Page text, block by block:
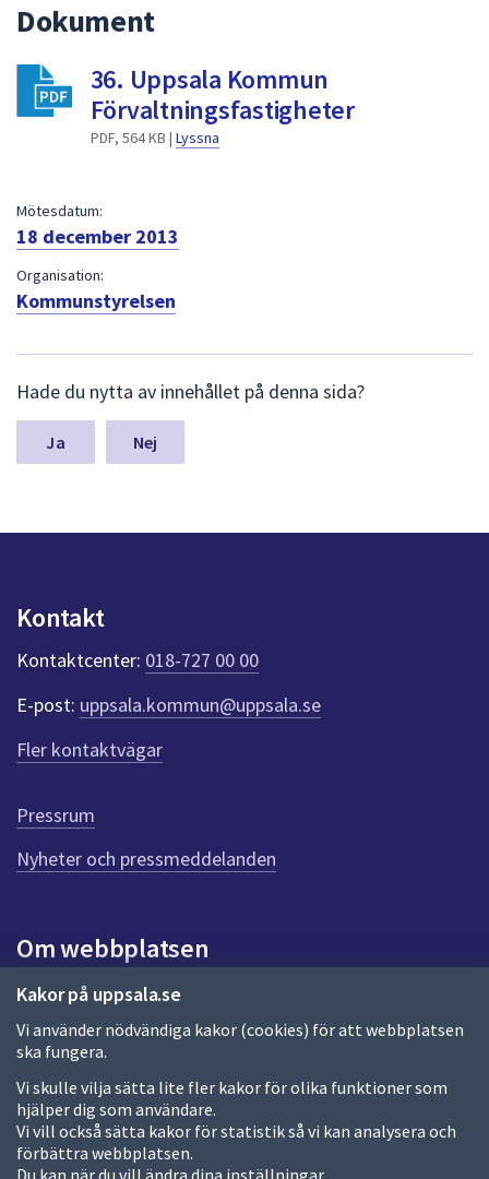
för
att
Kakor på uppsala.se
Vi använder nödvändiga kakor (cookies) för att webbplatsen
ska fungera.
Vi skulle vilja sätta lite fler kakor för olika funktioner som
hjälper dig som användare.
Vi vill också sätta kakor för statistik så vi kan analysera och
förbättra webbplatsen.
Du kan när du vill ändra dina inställningar.
Dokument
36. Uppsala Kommun
Förvaltningsfastigheter
PDF, 564 KB | Lyssna
Mötesdatum:
18 december 2013
Organisation:
Kommunstyrelsen
ä
m
a
n
k
t
e
r
f
ö
r
e
n
n
a
d
a
Hade du nytta av innehållet på denna sida?
Nej
Kontakt
Kontaktcenter: 018-727 00 00
E-post: uppsala.kommun@uppsala.se
Fler kontaktvägar
Pressrum
Nyheter och pressmeddelanden
Om webbplatsen
Om webbplatsen
Allmänna handlingar och diarium
Behandling av personuppgifter
Kakor
Språk (other languages)